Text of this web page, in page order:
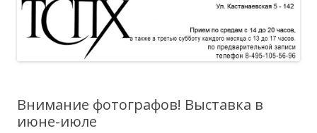
Внимание фотографов! Выставка в
июне-июле